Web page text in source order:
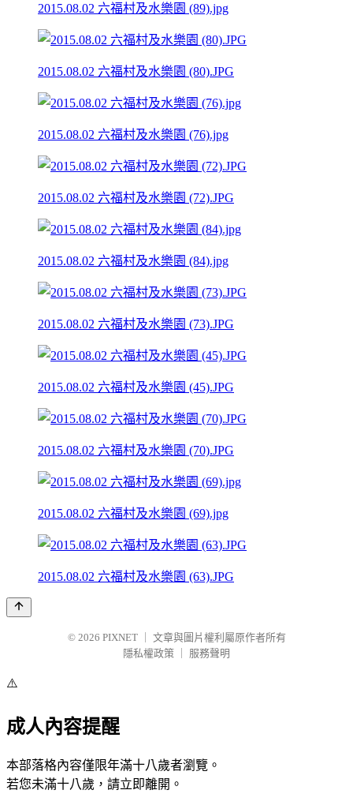
2015.08.02 六福村及水樂園 (89).jpg
2015.08.02 六福村及水樂園 (80).JPG
2015.08.02 六福村及水樂園 (76).jpg
2015.08.02 六福村及水樂園 (72).JPG
2015.08.02 六福村及水樂園 (84).jpg
2015.08.02 六福村及水樂園 (73).JPG
2015.08.02 六福村及水樂園 (45).JPG
2015.08.02 六福村及水樂園 (70).JPG
2015.08.02 六福村及水樂園 (69).jpg
2015.08.02 六福村及水樂園 (63).JPG
© 2026 PIXNET
文章與圖片權利屬原作者所有
隱私權政策
服務聲明
⚠️
成人內容提醒
本部落格內容僅限年滿十八歲者瀏覽。
若您未滿十八歲，請立即離開。